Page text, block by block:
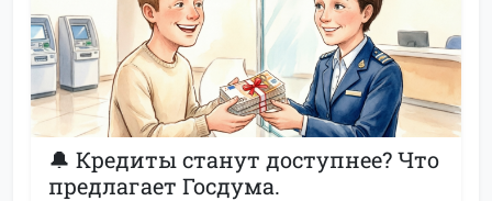
🔔 Кредиты станут доступнее? Что
предлагает Госдума.